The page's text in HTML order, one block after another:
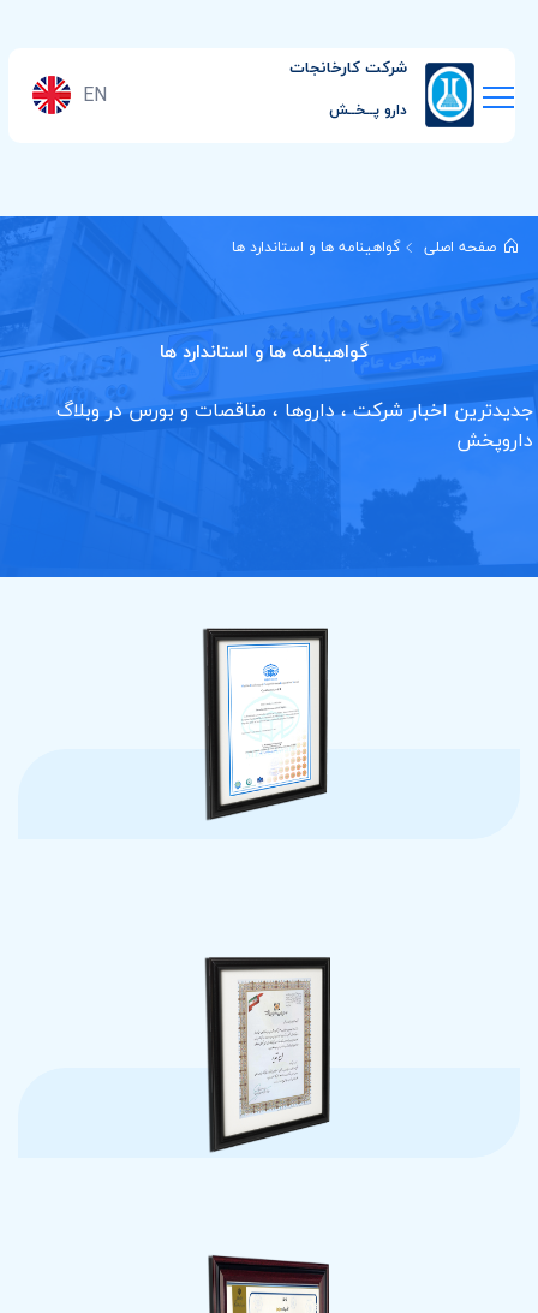
شرکت کارخانجات
دارو پــخــش EN
صفحه اصلی گواهینامه ها و استاندارد ها
گواهینامه ها و استاندارد ها
جدیدترین اخبار شرکت ، داروها ، مناقصات و بورس در وبلاگ
داروپخش